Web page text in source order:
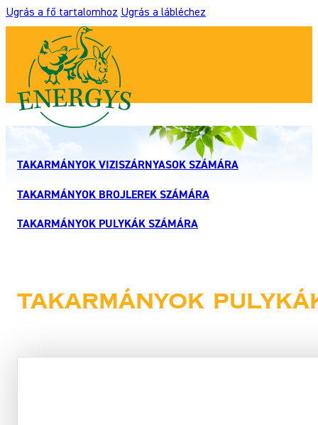
Ugrás a fő tartalomhoz Ugrás a lábléchez
TAKARMÁNYOK VIZISZÁRNYASOK SZÁMÁRA
TAKARMÁNYOK BROJLEREK SZÁMÁRA
TAKARMÁNYOK PULYKÁK SZÁMÁRA
Takarmányok